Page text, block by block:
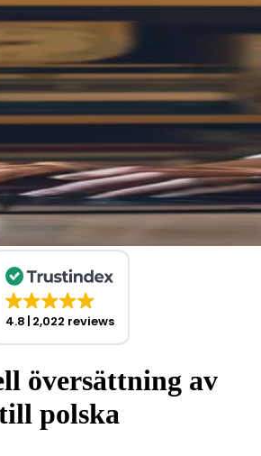
4.8 2,022 reviews
översättning av
polska